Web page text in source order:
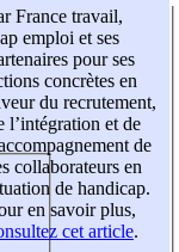
France travail,
emploi et ses
pour ses
concrètes en
du recrutement,
l’intégration et de
de
collaborateurs en
de handicap.
en savoir plus,
cet article.